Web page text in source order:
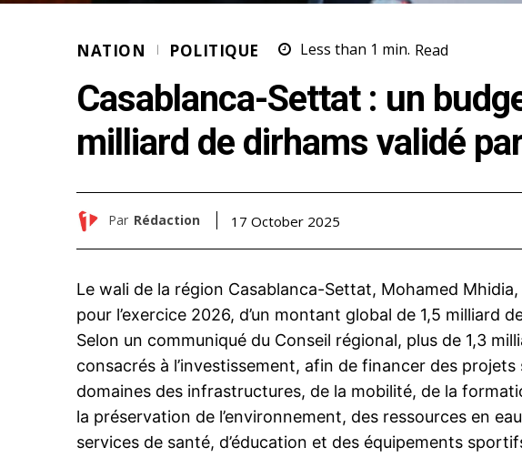
NATION POLITIQUE Less than 1 min. Read
Casablanca-Settat : un
milliard de dirhams validé
Par Rédaction 17 October 2025
Le wali de la région Casablanca-Settat, Mohamed
pour l’exercice 2026, d’un montant global de 1,5 milliard
Selon un communiqué du Conseil régional, plus de 1,3
consacrés à l’investissement, afin de financer des
domaines des infrastructures, de la mobilité, de la
la préservation de l’environnement, des ressources en
services de santé, d’éducation et des équipements